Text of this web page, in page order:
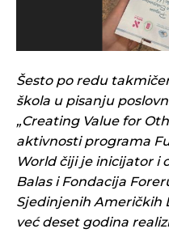
Šesto po redu
škola u pisanju
„Creating Value for
aktivnosti programa
World čiji je inicijator i
Balas i Fondacija
Sjedinjenih Američkih
već deset godina